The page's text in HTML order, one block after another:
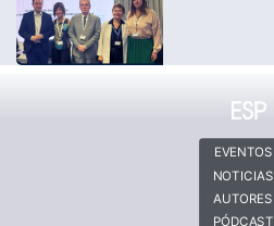
EVENTOS
NOTICIAS
AUTORES
PÓDCAST